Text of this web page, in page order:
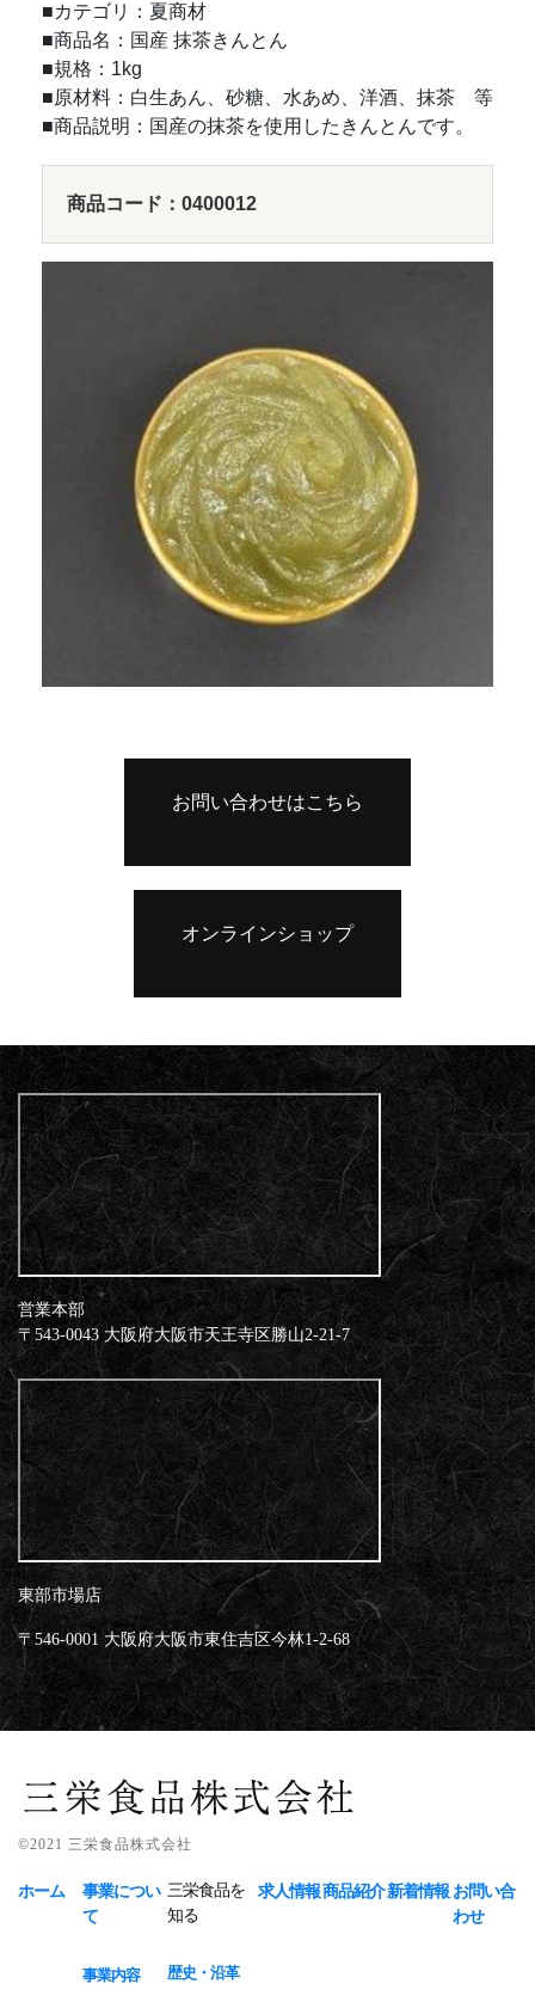
■カテゴリ：夏商材
■商品名：国産 抹茶きんとん
■規格：1kg
■原材料：白生あん、砂糖、水あめ、洋酒、抹茶 等
■商品説明：国産の抹茶を使用したきんとんです。
商品コード：0400012
お問い合わせはこちら
オンラインショップ
営業本部
​​​​​​​〒543-0043 大阪府大阪市天王寺区勝山2-21-7
東部市場店
〒546-0001 大阪府大阪市東住吉区今林1-2-68
©2021 三栄食品株式会社
ホーム
事業につい
て
事業内容
三栄食品を
知る
歴史・沿革
求人情報商品紹介 新着情報 お問い合
わせ